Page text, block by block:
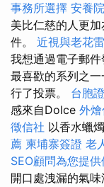
事務所選擇 安養院
美比仁慈的人更
件。 近視與老花
我想通過電子郵件
最喜歡的系列之
行了投票。 台胞
感來自Dolce 外
徵信社 以香水蠟
薦 柬埔寨簽證 老
SEO顧問為您提
開口處洩漏的氣